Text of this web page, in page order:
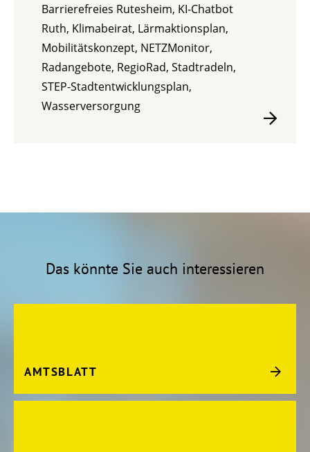
Barrierefreies Rutesheim, KI-Chatbot
Ruth, Klimabeirat, Lärmaktionsplan,
Mobilitätskonzept, NETZMonitor,
Radangebote, RegioRad, Stadtradeln,
STEP-Stadtentwicklungsplan,
Wasserversorgung
Das könnte Sie auch interessieren
AMTSBLATT